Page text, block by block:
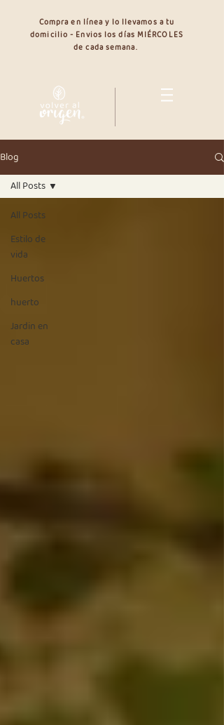
Compra en línea y lo llevamos a tu
domicilio - Envios los días MIÉRCOLES
de cada semana.
Blog
All Posts
Estilo de
vida
Huertos
huerto
Jardin en
casa
All Posts